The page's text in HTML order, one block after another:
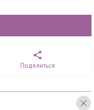
Поделиться